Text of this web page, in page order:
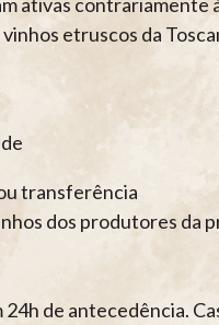
etruscos da
transferência
dos produtores da
de antecedência.